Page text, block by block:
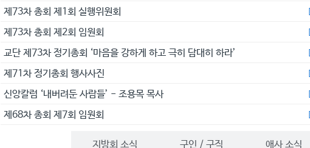
제73차 총회 제1회 실행위원회
제73차 총회 제2회 임원회
교단 제73차 정기총회 ‘마음을 강하게 하고 극히 담대히 하라’
제71차 정기총회 행사사진
신앙칼럼 ‘내버려둔 사람들’ - 조용목 목사
제68차 총회 제7회 임원회
지방회 소식 구인 / 구직 애사 소식